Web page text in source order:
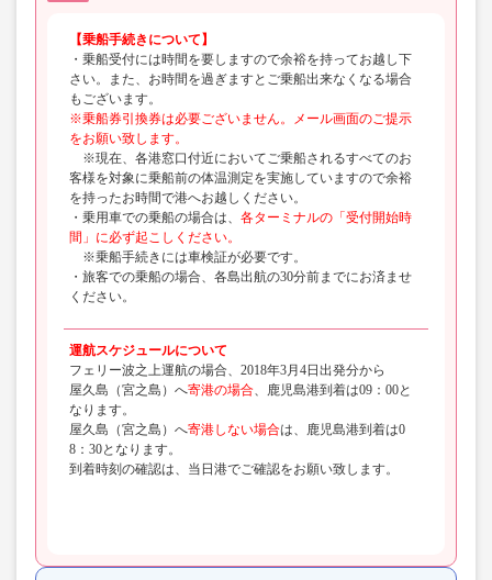
【乗船手続きについて】
・乗船受付には時間を要しますので余裕を持ってお越し下
さい。また、お時間を過ぎますとご乗船出来なくなる場合
もございます。
※乗船券引換券は必要ございません。メール画面のご提示
をお願い致します。
※現在、各港窓口付近においてご乗船されるすべてのお
客様を対象に乗船前の体温測定を実施していますので余裕
を持ったお時間で港へお越しください。
・乗用車での乗船の場合は、 各ターミナルの「受付開始時
間」に必ず起こしください。
※乗船手続きには車検証が必要です。
・旅客での乗船の場合、各島出航の30分前までにお済ませ
ください。
運航スケジュールについて
フェリー波之上運航の場合、2018年3月4日出発分から
屋久島（宮之島）へ寄港の場合、鹿児島港到着は09：00と
なります。
屋久島（宮之島）へ寄港しない場合は、鹿児島港到着は0
8：30となります。
到着時刻の確認は、当日港でご確認をお願い致します。